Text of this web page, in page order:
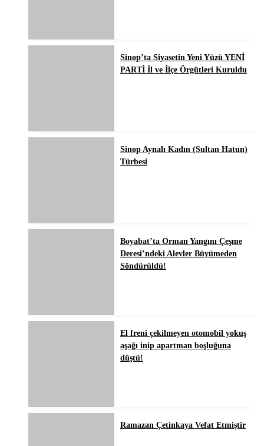
Sinop’ta Siyasetin Yeni Yüzü YENİ
PARTİ İl ve İlçe Örgütleri Kuruldu
Sinop Aynalı Kadın (Sultan Hatun)
Türbesi
Boyabat’ta Orman Yangını Çeşme
Deresi’ndeki Alevler Büyümeden
Söndürüldü!
El freni çekilmeyen otomobil yokuş
aşağı inip apartman boşluğuna
düştü!
Ramazan Çetinkaya Vefat Etmiştir